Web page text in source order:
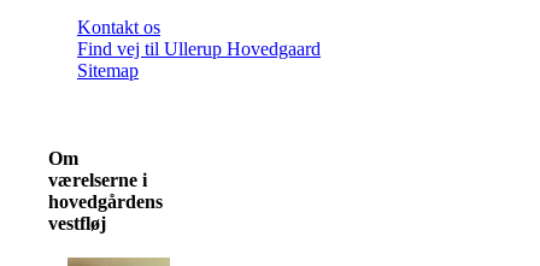
Kontakt os
Find vej til Ullerup Hovedgaard
Sitemap
Om
værelserne i
hovedgårdens
vestfløj